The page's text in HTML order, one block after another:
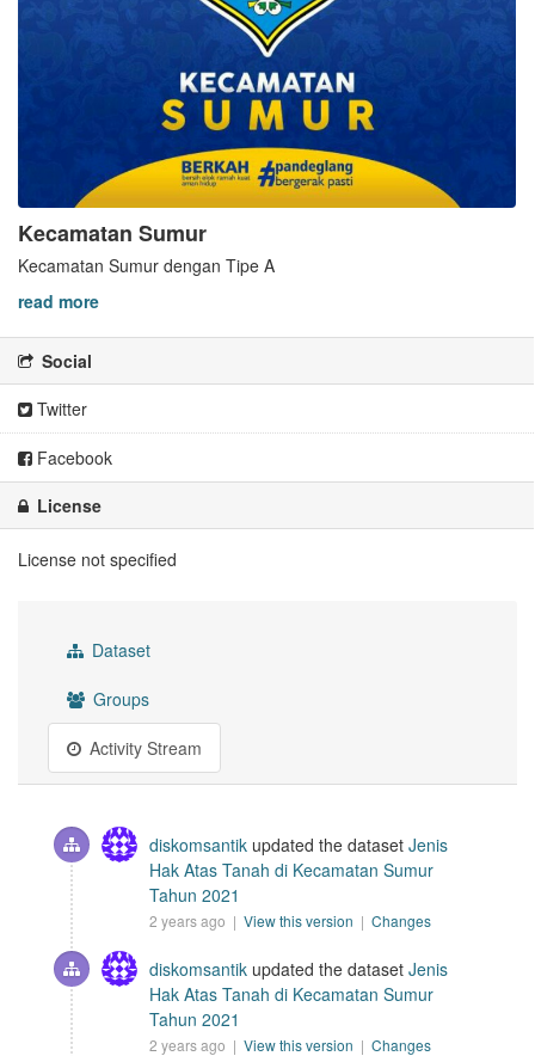
Kecamatan Sumur
Kecamatan Sumur dengan Tipe A
read more
Social
Twitter
Facebook
License
License not specified
Dataset
Groups
Activity Stream
diskomsantik updated the dataset Jenis
Hak Atas Tanah di Kecamatan Sumur
Tahun 2021
2 years ago | View this version | Changes
diskomsantik updated the dataset Jenis
Hak Atas Tanah di Kecamatan Sumur
Tahun 2021
2 years ago | View this version | Changes